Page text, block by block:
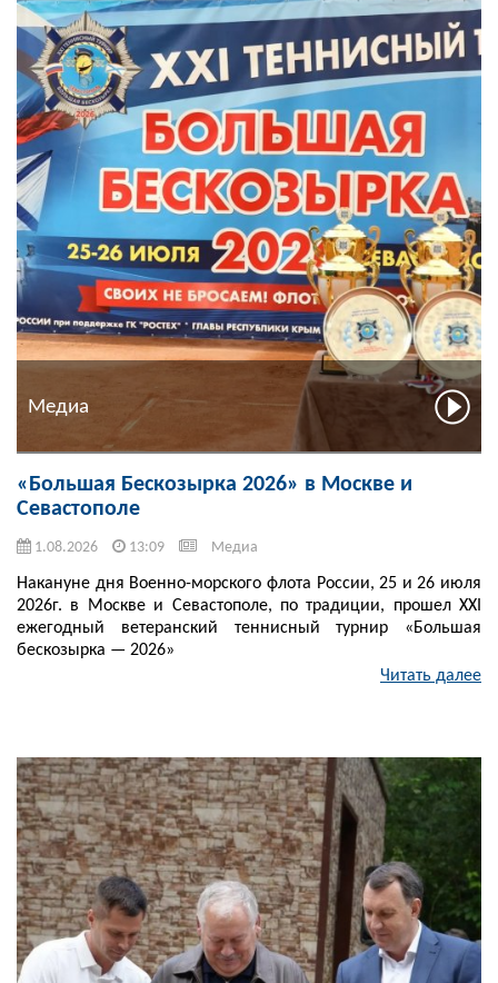
Медиа
«Большая Бескозырка 2026» в Москве и
Севастополе
1.08.2026 13:09 Медиа
Накануне дня Военно-морского флота России, 25 и 26 июля
2026г. в Москве и Севастополе, по традиции, прошел XXI
ежегодный ветеранский теннисный турнир «Большая
бескозырка — 2026»
Читать далее